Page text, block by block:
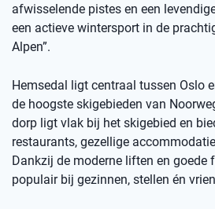
afwisselende pistes en een
een actieve wintersport in de
Alpen”.
Hemsedal ligt centraal tussen Oslo
de hoogste skigebieden van
dorp ligt vlak bij het skigebied en
restaurants, gezellige
Dankzij de moderne liften en goede
populair bij gezinnen, stellen én